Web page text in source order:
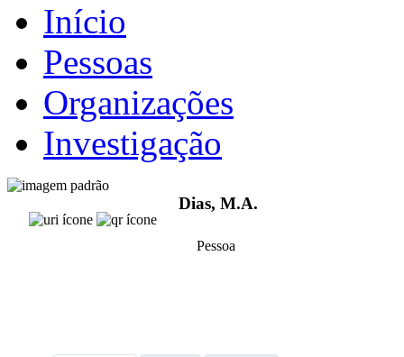
Início
Pessoas
Organizações
Investigação
Dias, M.A.
Pessoa